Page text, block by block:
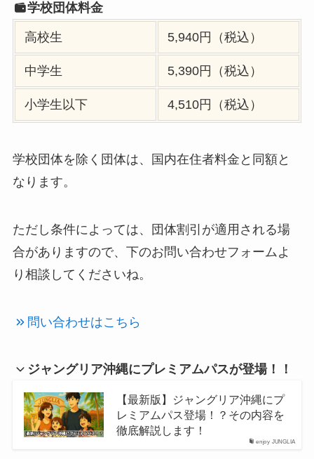
学校団体料金
高校生 5,940円（税込）
中学生 5,390円（税込）
小学生以下 4,510円（税込）
学校団体を除く団体は、国内在住者料金と同額と
なります。
ただし条件によっては、団体割引が適用される場
合がありますので、下のお問い合わせフォームよ
り相談してくださいね。
問い合わせはこちら
ジャングリア沖縄にプレミアムパスが登場！！
enjoy JUNGLIA
【最新版】ジャングリア沖縄にプ
レミアムパス登場！？その内容を
徹底解説します！